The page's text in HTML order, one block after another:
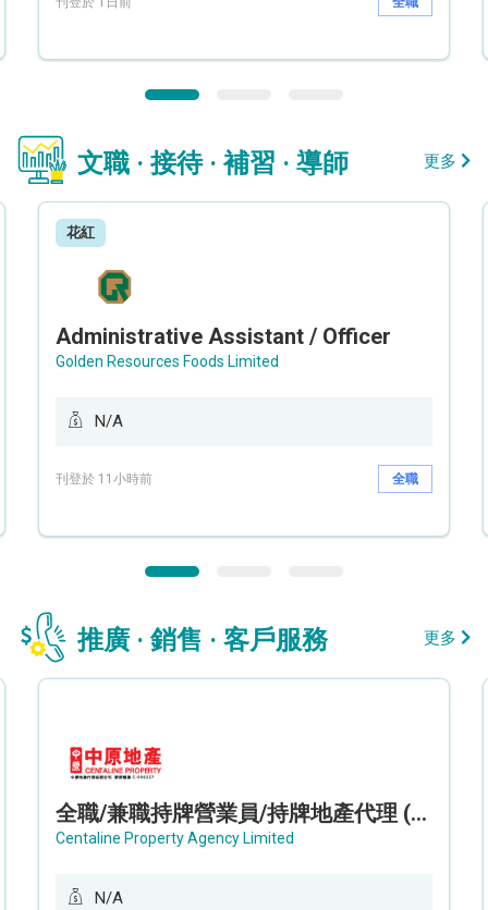
文職 · 接待 · 補習 · 導師 更多
花紅
Administrative Assistant / Officer
Golden Resources Foods Limited
N/A
刊登於 11小時前 全職
推廣 · 銷售 · 客戶服務 更多
全職/兼職持牌營業員/持牌地產代理 (長沙灣/將軍澳/油塘)
Centaline Property Agency Limited
N/A